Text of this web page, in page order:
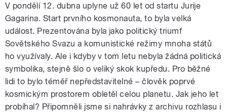
V pondělí 12. dubna uplyne už 60 let od startu Jurije
Gagarina. Start prvního kosmonauta, to byla velká
událost. Prezentována byla jako politický triumf
Sovětského Svazu a komunistické režimy mnoha států
ho využívaly. Ale i kdyby v tom letu nebyla žádná politická
symbolika, stejně šlo o veliký skok kupředu. Pro běžné
lidi to bylo téměř nepředstavitelné – člověk poprvé
kosmickým prostorem obletěl celou planetu. Jak jeho let
probíhal? Připomněli jsme si nahrávky z archivu rozhlasu i